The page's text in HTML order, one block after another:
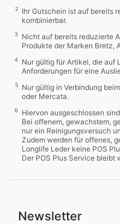
2
Ihr Gutschein ist auf bereits
kombinierbar.
3
Nicht auf bereits reduzierte
Produkte der Marken Bretz,
4
Nur gültig für Artikel, die auf
Anforderungen für eine
5
Nur gültig in Verbindung
oder Mercata.
6
Hiervon ausgeschlossen
Bei offenem, gewachstem,
nur ein Reinigungsversuch
Zudem werden für offenes,
Longlife Leder keine POS
Der POS Plus Service bleibt
Newsletter